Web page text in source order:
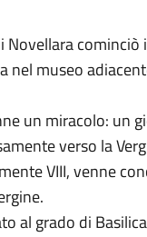
Novellara
nel museo
un miracolo: un
verso la
VIII, venne
al grado di